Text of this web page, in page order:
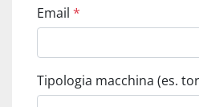
Email *
Tipologia macchina (es.